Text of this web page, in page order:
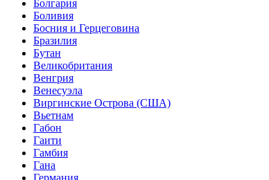
Болгария
Боливия
Босния и Герцеговина
Бразилия
Бутан
Великобритания
Венгрия
Венесуэла
Виргинские Острова (США)
Вьетнам
Габон
Гаити
Гамбия
Гана
Германия